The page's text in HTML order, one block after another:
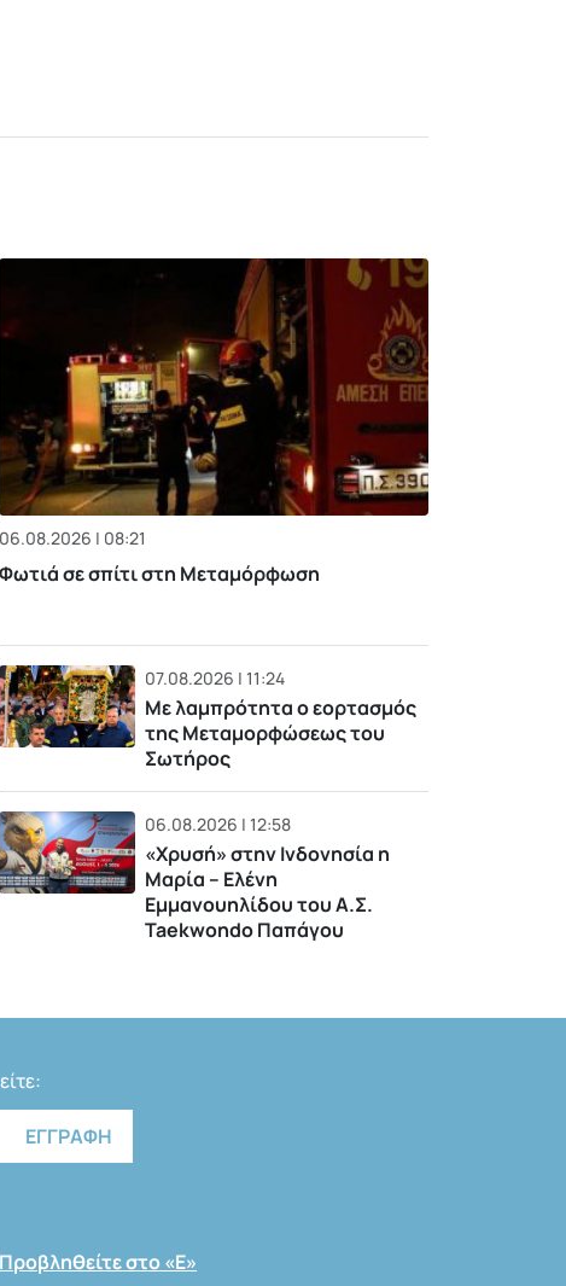
06.08.2026 | 08:21
Φωτιά σε σπίτι στη Μεταμόρφωση
07.08.2026 | 11:24
Με λαμπρότητα ο εορτασμός
της Μεταμορφώσεως του
Σωτήρος
06.08.2026 | 12:58
«Χρυσή» στην Ινδονησία η
Μαρία – Ελένη
Εμμανουηλίδου του Α.Σ.
Taekwondo Παπάγου
Προβληθείτε στο «Ε»